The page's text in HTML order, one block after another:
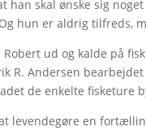
han skal ønske sig
hun er aldrig tilfreds,
Robert ud og kalde på
R. Andersen
de enkelte fisketure
levendegøre en